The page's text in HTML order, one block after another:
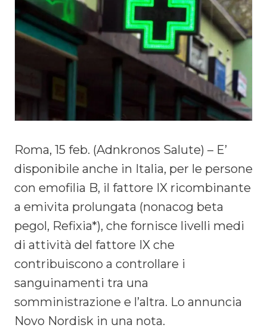
Roma, 15 feb. (Adnkronos Salute) – E’
disponibile anche in Italia, per le persone
con emofilia B, il fattore IX ricombinante
a emivita prolungata (nonacog beta
pegol, Refixia*), che fornisce livelli medi
di attività del fattore IX che
contribuiscono a controllare i
sanguinamenti tra una
somministrazione e l’altra. Lo annuncia
Novo Nordisk in una nota.